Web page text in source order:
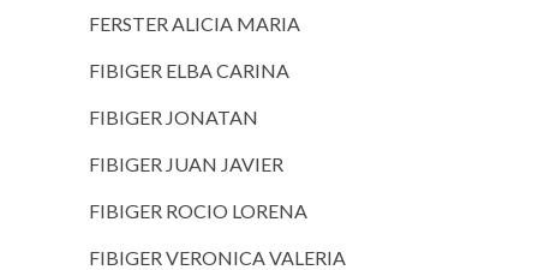
FERSTER ALICIA MARIA
FIBIGER ELBA CARINA
FIBIGER JONATAN
FIBIGER JUAN JAVIER
FIBIGER ROCIO LORENA
FIBIGER VERONICA VALERIA